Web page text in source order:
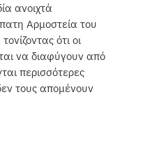
ανοιχτά
Αρμοστεία του
ότι οι
να διαφύγουν από
περισσότερες
τους απομένουν